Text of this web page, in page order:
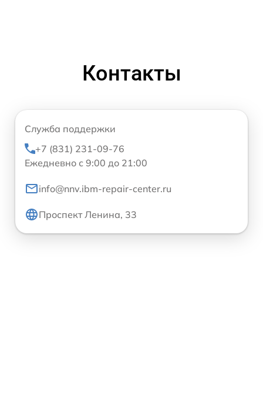
Контакты
Служба поддержки
+7 (831) 231-09-76
Ежедневно с 9:00 до 21:00
info@nnv.ibm-repair-center.ru
Проспект Ленина, 33